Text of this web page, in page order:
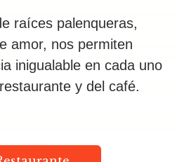
raíces palenqueras,
amor, nos permiten
inigualable en cada uno
y del café.